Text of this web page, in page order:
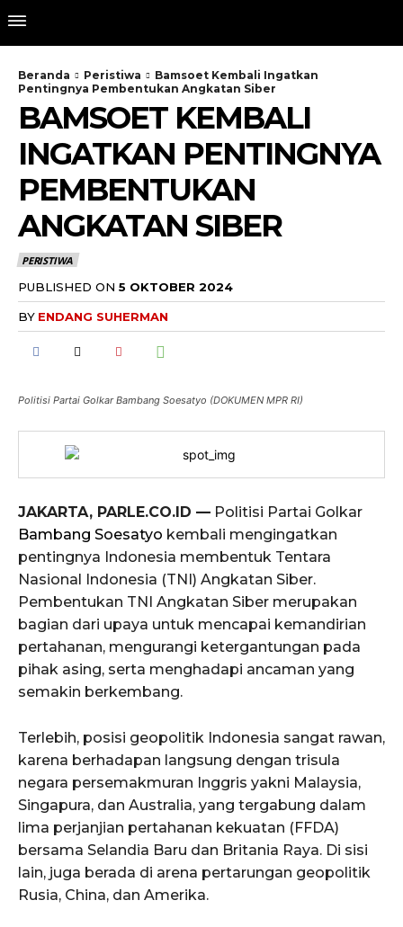
Beranda Peristiwa
Bamsoet Kembali Ingatkan
Pentingnya Pembentukan Angkatan Siber
BAMSOET KEMBALI
INGATKAN PENTINGNYA
PEMBENTUKAN
ANGKATAN SIBER
PERISTIWA
PUBLISHED ON 5 OKTOBER 2024
BY ENDANG SUHERMAN
Politisi Partai Golkar Bambang Soesatyo (DOKUMEN MPR RI)
JAKARTA, PARLE.CO.ID — Politisi Partai Golkar
Bambang Soesatyo kembali mengingatkan
pentingnya Indonesia membentuk Tentara
Nasional Indonesia (TNI) Angkatan Siber.
Pembentukan TNI Angkatan Siber merupakan
bagian dari upaya untuk mencapai kemandirian
pertahanan, mengurangi ketergantungan pada
pihak asing, serta menghadapi ancaman yang
semakin berkembang.
Terlebih, posisi geopolitik Indonesia sangat rawan,
karena berhadapan langsung dengan trisula
negara persemakmuran Inggris yakni Malaysia,
Singapura, dan Australia, yang tergabung dalam
lima perjanjian pertahanan kekuatan (FFDA)
bersama Selandia Baru dan Britania Raya. Di sisi
lain, juga berada di arena pertarungan geopolitik
Rusia, China, dan Amerika.